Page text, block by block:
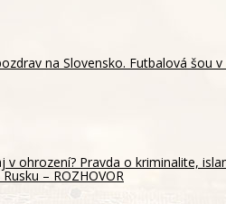
na Slovensko. Futbalová šou
v ohrození? Pravda o kriminalite,
– ROZHOVOR